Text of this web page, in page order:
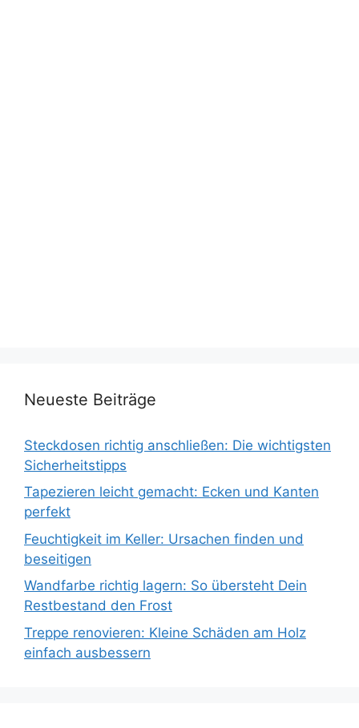
Neueste Beiträge
Steckdosen richtig anschließen: Die wichtigsten
Sicherheitstipps
Tapezieren leicht gemacht: Ecken und Kanten
perfekt
Feuchtigkeit im Keller: Ursachen finden und
beseitigen
Wandfarbe richtig lagern: So übersteht Dein
Restbestand den Frost
Treppe renovieren: Kleine Schäden am Holz
einfach ausbessern